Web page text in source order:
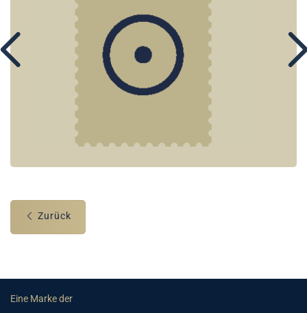
Zurück
Eine Marke der